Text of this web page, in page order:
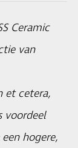
Ceramic
van
et cetera,
voordeel
hogere,